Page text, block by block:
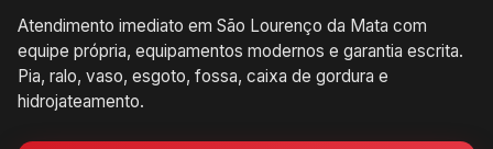
Atendimento imediato em São Lourenço da Mata com
equipe própria, equipamentos modernos e garantia escrita.
Pia, ralo, vaso, esgoto, fossa, caixa de gordura e
hidrojateamento.